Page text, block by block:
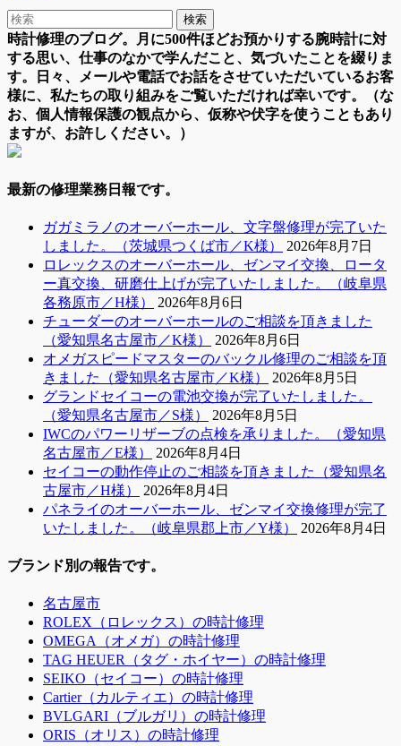
時計修理のブログ。月に500件ほどお預かりする腕時計に対
する思い、仕事のなかで学んだこと、気づいたことを綴りま
す。日々、メールや電話でお話をさせていただいているお客
様に、私たちの取り組みをご覧いただければ幸いです。（な
お、個人情報保護の観点から、仮称や伏字を使うこともあり
ますが、お許しください。）
最新の修理業務日報です。
ガガミラノのオーバーホール、文字盤修理が完了いた
しました。（茨城県つくば市／K様）
2026年8月7日
ロレックスのオーバーホール、ゼンマイ交換、ロータ
ー真交換、研磨仕上げが完了いたしました。（岐阜県
各務原市／H様）
2026年8月6日
チューダーのオーバーホールのご相談を頂きました
（愛知県名古屋市／K様）
2026年8月6日
オメガスピードマスターのバックル修理のご相談を頂
きました（愛知県名古屋市／K様）
2026年8月5日
グランドセイコーの電池交換が完了いたしました。
（愛知県名古屋市／S様）
2026年8月5日
IWCのパワーリザーブの点検を承りました。（愛知県
名古屋市／E様）
2026年8月4日
セイコーの動作停止のご相談を頂きました（愛知県名
古屋市／H様）
2026年8月4日
パネライのオーバーホール、ゼンマイ交換修理が完了
いたしました。（岐阜県郡上市／Y様）
2026年8月4日
ブランド別の報告です。
名古屋市
ROLEX（ロレックス）の時計修理
OMEGA（オメガ）の時計修理
TAG HEUER（タグ・ホイヤー）の時計修理
SEIKO（セイコー）の時計修理
Cartier（カルティエ）の時計修理
BVLGARI（ブルガリ）の時計修理
ORIS（オリス）の時計修理